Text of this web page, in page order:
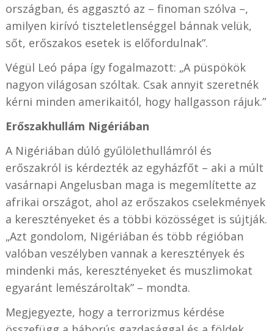
országban, és aggasztó az – finoman szólva –,
amilyen kirívó tiszteletlenséggel bánnak velük,
sőt, erőszakos esetek is előfordulnak”.
Végül Leó pápa így fogalmazott: „A püspökök
nagyon világosan szóltak. Csak annyit szeretnék
kérni minden amerikaitól, hogy hallgasson rájuk.”
Erőszakhullám Nigériában
A Nigériában dúló gyűlölethullámról és
erőszakról is kérdezték az egyházfőt – aki a múlt
vasárnapi Angelusban maga is megemlítette az
afrikai országot, ahol az erőszakos cselekmények
a keresztényeket és a többi közösséget is sújtják.
„Azt gondolom, Nigériában és több régióban
valóban veszélyben vannak a keresztények és
mindenki más, keresztényeket és muszlimokat
egyaránt lemészároltak” – mondta.
Megjegyezte, hogy a terrorizmus kérdése